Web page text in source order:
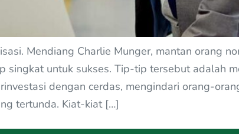
Mendiang Charlie Munger, mantan orang
singkat untuk sukses. Tip-tip tersebut adalah
dengan cerdas, mengindari orang-
tertunda. Kiat-kiat […]